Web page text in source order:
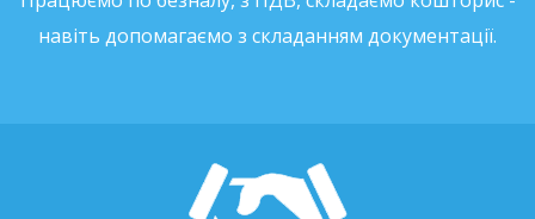
навіть допомагаємо з складанням документації.